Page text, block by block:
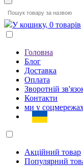
У кошику, 0 товарів
Головна
Блог
Доставка
Оплата
Зворотній
Контакти
ми у
Акційний товар
Популярний